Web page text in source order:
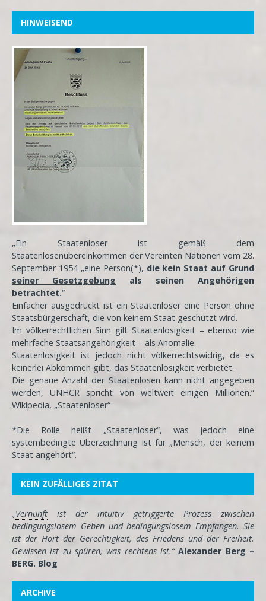
HINWEISEND
„Ein Staatenloser ist gemäß dem
Staatenlosenübereinkommen der Vereinten Nationen vom 28.
September 1954 „eine Person(*), die kein Staat auf Grund
seiner Gesetzgebung als seinen Angehörigen
betrachtet.“
Einfacher ausgedrückt ist ein Staatenloser eine Person ohne
Staatsbürgerschaft, die von keinem Staat geschützt wird.
Im völkerrechtlichen Sinn gilt Staatenlosigkeit – ebenso wie
mehrfache Staatsangehörigkeit – als Anomalie.
Staatenlosigkeit ist jedoch nicht völkerrechtswidrig, da es
keinerlei Abkommen gibt, das Staatenlosigkeit verbietet.
Die genaue Anzahl der Staatenlosen kann nicht angegeben
werden, UNHCR spricht von weltweit einigen Millionen.“
Wikipedia, „Staatenloser“
*Die Rolle heißt „Staatenloser“, was jedoch eine
systembedingte Überzeichnung ist für „Mensch, der keinem
Staat angehört“.
KEIN ZUFÄLLIGES ZITAT
„Vernunft ist der intuitiv getriggerte Prozess zwischen
bedingungslosem Geben und bedingungslosem Empfangen. Sie
ist der Hort der Gerechtigkeit, des Friedens und der Freiheit.
Gewissen ist zu spüren, was rechtens ist.“Alexander Berg –
BERG. Blog
ARCHIVE